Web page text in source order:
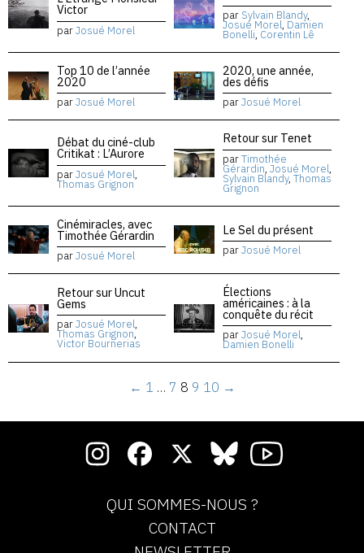
Victor
parJosué Morel
par Sylvain Blandy,
Josué Morel, Damien
Bonelli, Corentin Lê
Top 10 de l’année
2020
parJosué Morel
2020, une année,
des défis
parJosué Morel
Débat du ciné-club
Critikat : L’Aurore
parJosué Morel,
Thomas Grignon
Retour sur Tenet
parTimothée
Gérardin, Josué Morel,
Sylvain Blandy, Thomas
Grignon
Cinémiracles, avec
Timothée Gérardin
parJosué Morel
Le Sel du présent
parJosué Morel
Retour sur Uncut
Gems
parJosué Morel,
Thomas Grignon,
Victor Bournerias
Élections
américaines : à la
conquête du récit
parJosué Morel,
Damien Bonelli
← 1 … 7 8 9 10 →
QUI SOMMES-NOUS ?
CONTACT